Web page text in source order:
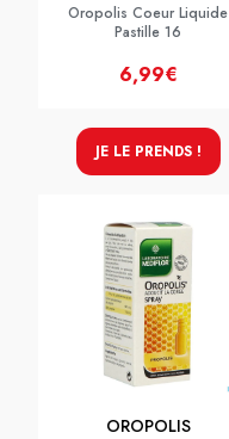
Oropolis Coeur Liquide
Pastille 16
6,99€
JE LE PRENDS !
OROPOLIS